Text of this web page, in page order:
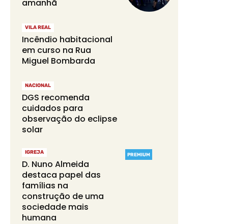
amanhã
VILA REAL
Incêndio habitacional
em curso na Rua
Miguel Bombarda
NACIONAL
DGS recomenda
cuidados para
observação do eclipse
solar
PREMIUM
IGREJA
D. Nuno Almeida
destaca papel das
famílias na
construção de uma
sociedade mais
humana